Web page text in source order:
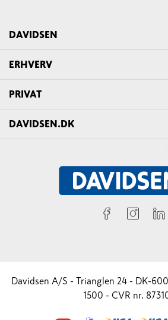
DAVIDSEN
ERHVERV
PRIVAT
DAVIDSEN.DK
Davidsen A/S - Trianglen 24 - DK-
1500 - CVR nr.